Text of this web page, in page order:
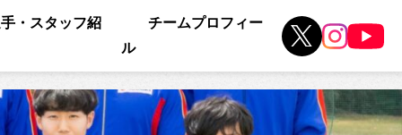
・スタッフ紹
チームプロフィー
ル